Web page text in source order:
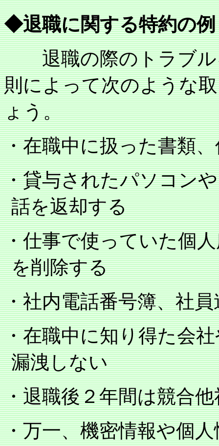
◆退職に関する特約の例
退職の際のトラブ
則によって次のような
ょう。
・在職中に扱った書類
・貸与されたパソコン
話を返却する
・仕事で使っていた個
を削除する
・社内電話番号簿、
・在職中に知り得た会
漏洩しない
・退職後２年間は競合
・万一、機密情報や個